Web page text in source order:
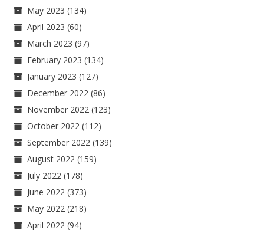
May 2023 (134)
April 2023 (60)
March 2023 (97)
February 2023 (134)
January 2023 (127)
December 2022 (86)
November 2022 (123)
October 2022 (112)
September 2022 (139)
August 2022 (159)
July 2022 (178)
June 2022 (373)
May 2022 (218)
April 2022 (94)